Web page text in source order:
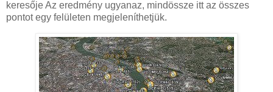
keresője Az eredmény ugyanaz, mindössze itt az összes
pontot egy felületen megjeleníthetjük.